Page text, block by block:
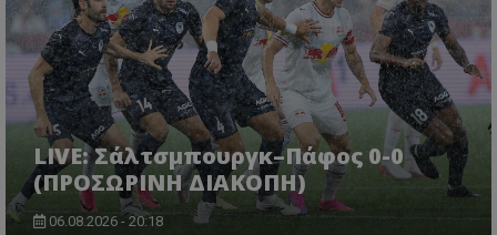
LIVE: Σάλτσμπουργκ–Πάφος 0-0
(ΠΡΟΣΩΡΙΝΗ ΔΙΑΚΟΠΗ)
06.08.2026 - 20:18